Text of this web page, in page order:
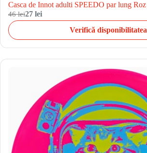
Casca de Innot adulti SPEEDO par lung Roz
46 lei27 lei
Verifică disponibilitatea